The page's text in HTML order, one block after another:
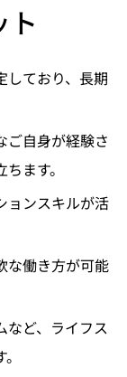
ト
しており、長期
ご自身が経験さ
ます。
ョンスキルが活
な働き方が可能
など、ライフス